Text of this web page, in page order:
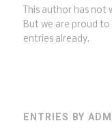
This author has not
But we are proud to
entries already.
ENTRIES BY